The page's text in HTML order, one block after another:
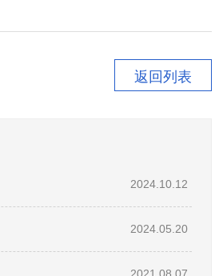
返回列表
2024.10.12
2024.05.20